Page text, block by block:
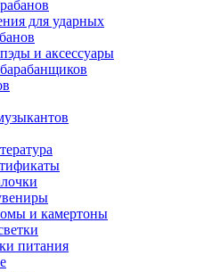
для ударных
и аксессуары
и камертоны
питания